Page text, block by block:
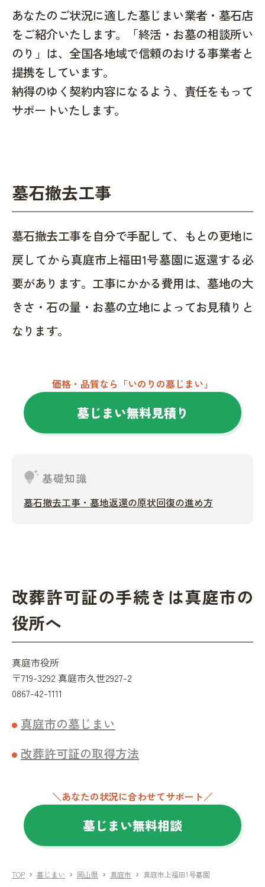
あなたのご状況に適した墓じまい業者・墓石店
をご紹介いたします。「終活・お墓の相談所い
のり」は、全国各地域で信頼のおける事業者と
提携をしています。
納得のゆく契約内容になるよう、責任をもって
サポートいたします。
墓石撤去工事
墓石撤去工事を自分で手配して、もとの更地に
戻してから真庭市上福田1号墓園に返還する必
要があります。工事にかかる費用は、墓地の大
きさ・石の量・お墓の立地によってお見積りと
なります。
価格・品質なら「いのりの墓じまい」
墓じまい無料見積り
tips_and_updates基礎知識
墓石撤去工事・墓地返還の原状回復の進め方
改葬許可証の手続きは真庭市の
役所へ
真庭市役所
〒719-3292 真庭市久世2927-2
0867-42-1111
真庭市の墓じまい
改葬許可証の取得方法
＼あなたの状況に合わせてサポート／
墓じまい無料相談
TOP chevron_right 墓じまい chevron_right 岡山県 chevron_right 真庭市 chevron_right 真庭市上福田1号墓園